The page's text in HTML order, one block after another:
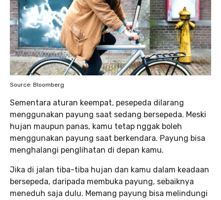
Source: Bloomberg
Sementara aturan keempat, pesepeda dilarang
menggunakan payung saat sedang bersepeda. Meski
hujan maupun panas, kamu tetap nggak boleh
menggunakan payung saat berkendara. Payung bisa
menghalangi penglihatan di depan kamu.
Jika di jalan tiba-tiba hujan dan kamu dalam keadaan
bersepeda, daripada membuka payung, sebaiknya
meneduh saja dulu. Memang payung bisa melindungi